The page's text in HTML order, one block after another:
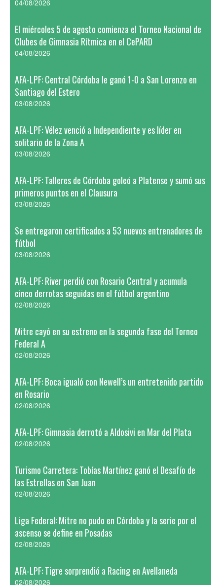
04/08/2026
El miércoles 5 de agosto comienza el Torneo Nacional de
Clubes de Gimnasia Rítmica en el CePARD
04/08/2026
AFA-LPF: Central Córdoba le ganó 1-0 a San Lorenzo en
Santiago del Estero
03/08/2026
AFA-LPF: Vélez venció a Independiente y es líder en
solitario de la Zona A
03/08/2026
AFA-LPF: Talleres de Córdoba goleó a Platense y sumó sus
primeros puntos en el Clausura
03/08/2026
Se entregaron certificados a 53 nuevos entrenadores de
fútbol
03/08/2026
AFA-LPF: River perdió con Rosario Central y acumula
cinco derrotas seguidas en el fútbol argentino
02/08/2026
Mitre cayó en su estreno en la segunda fase del Torneo
Federal A
02/08/2026
AFA-LPF: Boca igualó con Newell’s un entretenido partido
en Rosario
02/08/2026
AFA-LPF: Gimnasia derrotó a Aldosivi en Mar del Plata
02/08/2026
Turismo Carretera: Tobías Martínez ganó el Desafío de
las Estrellas en San Juan
02/08/2026
Liga Federal: Mitre no pudo en Córdoba y la serie por el
ascenso se define en Posadas
02/08/2026
AFA-LPF: Tigre sorprendió a Racing en Avellaneda
02/08/2026